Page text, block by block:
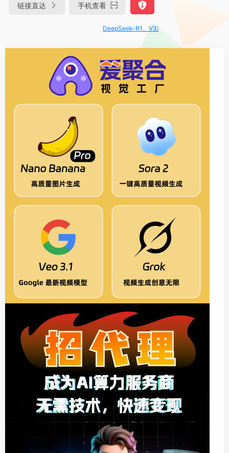
链接直达 手机查看
DeepSeek-R1、V3满血版免费用！- 字节Trae即可